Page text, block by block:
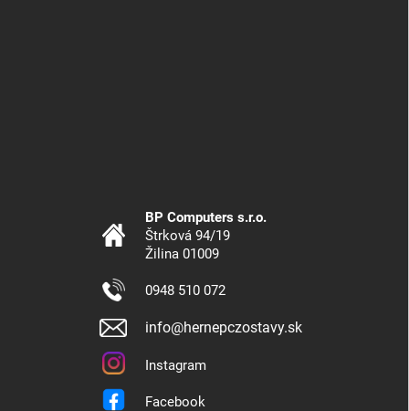
BP Computers s.r.o.
Štrková 94/19
Žilina 01009
0948 510 072
info@hernepczostavy.sk
Instagram
Facebook